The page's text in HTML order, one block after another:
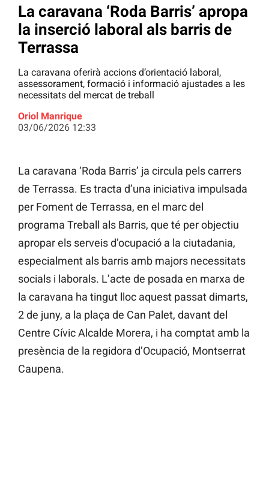
La caravana ‘Roda Barris’ apropa
la inserció laboral als barris de
Terrassa
La caravana oferirà accions d’orientació laboral,
assessorament, formació i informació ajustades a les
necessitats del mercat de treball
Oriol Manrique
03/06/2026 12:33
La caravana ‘Roda Barris’ ja circula pels carrers
de Terrassa. Es tracta d’una iniciativa impulsada
per Foment de Terrassa, en el marc del
programa Treball als Barris, que té per objectiu
apropar els serveis d’ocupació a la ciutadania,
especialment als barris amb majors necessitats
socials i laborals. L’acte de posada en marxa de
la caravana ha tingut lloc aquest passat dimarts,
2 de juny, a la plaça de Can Palet, davant del
Centre Cívic Alcalde Morera, i ha comptat amb la
presència de la regidora d’Ocupació, Montserrat
Caupena.